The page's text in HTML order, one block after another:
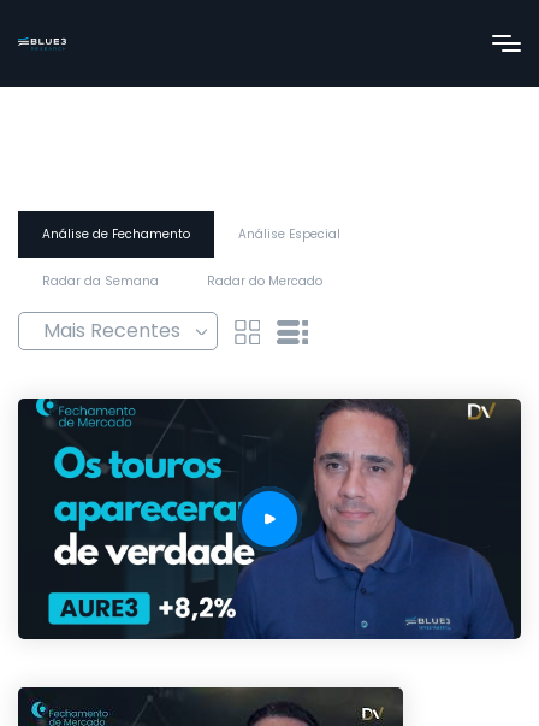
Análise de Fechamento Análise Especial
Radar da Semana Radar do Mercado